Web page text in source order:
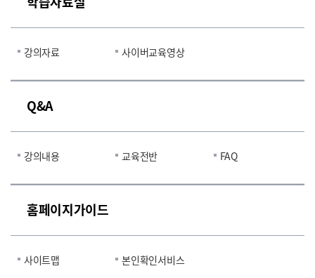
강의자료 사이버교육영상
Q&A
강의내용 교육전반 FAQ
홈페이지가이드
사이트맵 본인확인서비스